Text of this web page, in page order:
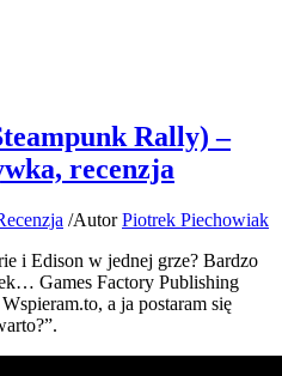
Rally) –
recenzja
/AutorPiotrek Piechowiak
i Edison w jednej grze? Bardzo
Games Factory Publishing
a ja postaram się